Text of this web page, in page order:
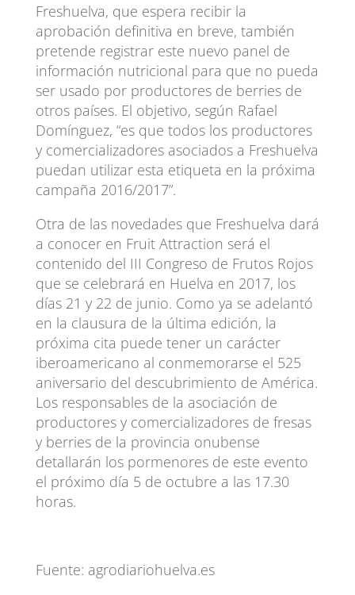
Freshuelva, que espera recibir la
aprobación definitiva en breve, también
pretende registrar este nuevo panel de
información nutricional para que no pueda
ser usado por productores de berries de
otros países. El objetivo, según Rafael
Domínguez, “es que todos los productores
y comercializadores asociados a Freshuelva
puedan utilizar esta etiqueta en la próxima
campaña 2016/2017”.
Otra de las novedades que Freshuelva dará
a conocer en Fruit Attraction será el
contenido del III Congreso de Frutos Rojos
que se celebrará en Huelva en 2017, los
días 21 y 22 de junio. Como ya se adelantó
en la clausura de la última edición, la
próxima cita puede tener un carácter
iberoamericano al conmemorarse el 525
aniversario del descubrimiento de América.
Los responsables de la asociación de
productores y comercializadores de fresas
y berries de la provincia onubense
detallarán los pormenores de este evento
el próximo día 5 de octubre a las 17.30
horas.
Fuente: agrodiariohuelva.es